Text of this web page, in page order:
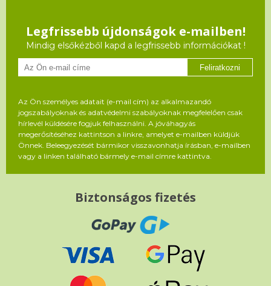
Legfrissebb újdonságok e-mailben!
Mindig elsőkézből kapd a legfrissebb információkat !
Feliratkozni
Az Ön személyes adatait (e-mail cím) az alkalmazandó
jogszabályoknak és adatvédelmi szabályoknak megfelelően csak
hírlevél küldésére fogjuk felhasználni. A jóváhagyás
megerősítéséhez kattintson a linkre, amelyet e-mailben küldjük
Önnek. Beleegyezését bármikor visszavonhatja írásban, e-mailben
vagy a linken található bármely e-mail címre kattintva.
Biztonságos fizetés